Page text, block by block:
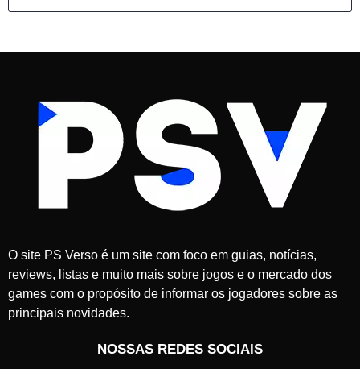
O site PS Verso é um site com foco em guias, notícias,
reviews, listas e muito mais sobre jogos e o mercado dos
games com o propósito de informar os jogadores sobre as
principais novidades.
NOSSAS REDES SOCIAIS